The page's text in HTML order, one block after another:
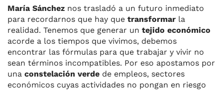
María Sánchez nos trasladó a un futuro inmediato
para recordarnos que hay que transformar la
realidad. Tenemos que generar un tejido económico
acorde a los tiempos que vivimos, debemos
encontrar las fórmulas para que trabajar y vivir no
sean términos incompatibles. Por eso apostamos por
una constelación verde de empleos, sectores
económicos cuyas actividades no pongan en riesgo